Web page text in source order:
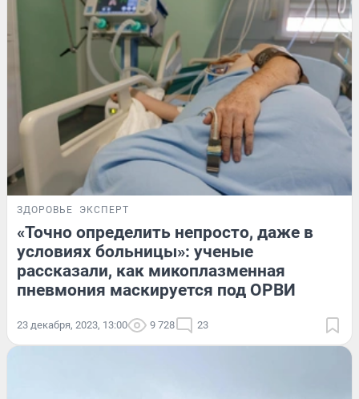
ЗДОРОВЬЕ ЭКСПЕРТ
«Точно определить непросто, даже в
условиях больницы»: ученые
рассказали, как микоплазменная
пневмония маскируется под ОРВИ
23 декабря, 2023, 13:00 9 728 23